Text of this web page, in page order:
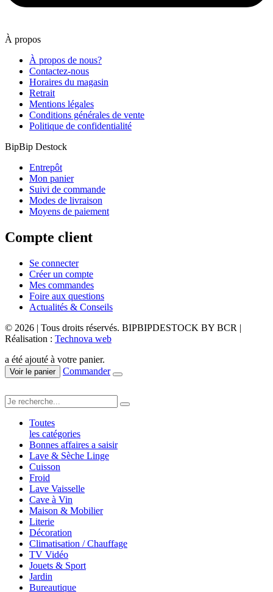
À propos
À propos de nous?
Contactez-nous
Horaires du magasin
Retrait
Mentions légales
Conditions générales de vente
Politique de confidentialité
BipBip Destock
Entrepôt
Mon panier
Suivi de commande
Modes de livraison
Moyens de paiement
Compte client
Se connecter
Créer un compte
Mes commandes
Foire aux questions
Actualités & Conseils
© 2026 | Tous droits réservés. BIPBIPDESTOCK BY BCR |
Réalisation : Technova web
a été ajouté à votre panier.
Voir le panier Commander
Toutes
les catégories
Bonnes affaires a saisir
Lave & Sèche Linge
Cuisson
Froid
Lave Vaisselle
Cave à Vin
Maison & Mobilier
Literie
Décoration
Climatisation / Chauffage
TV Vidéo
Jouets & Sport
Jardin
Bureautique